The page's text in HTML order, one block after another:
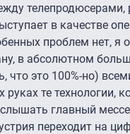
в качестве
проблем нет,
в абсолютном
что это 100%-но)
руках те
главный
переходит на